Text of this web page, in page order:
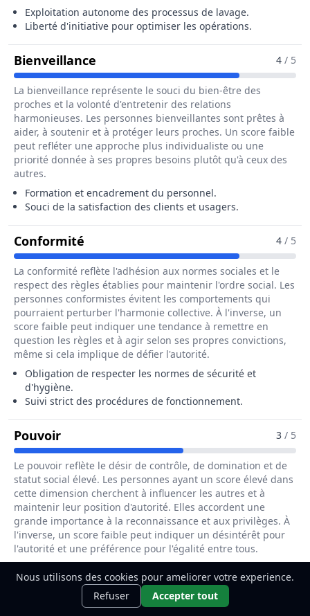
Exploitation autonome des processus de lavage.
Liberté d'initiative pour optimiser les opérations.
Bienveillance Pour Le Métier De Responsable
4 / 5
La bienveillance représente le souci du bien-être des
proches et la volonté d'entretenir des relations
harmonieuses. Les personnes bienveillantes sont prêtes à
aider, à soutenir et à protéger leurs proches. Un score faible
peut refléter une approche plus individualiste ou une
priorité donnée à ses propres besoins plutôt qu'à ceux des
autres.
Formation et encadrement du personnel.
Souci de la satisfaction des clients et usagers.
Conformité Pour Le Métier De Responsable De
4 / 5
La conformité reflète l'adhésion aux normes sociales et le
respect des règles établies pour maintenir l'ordre social. Les
personnes conformistes évitent les comportements qui
pourraient perturber l'harmonie collective. À l'inverse, un
score faible peut indiquer une tendance à remettre en
question les règles et à agir selon ses propres convictions,
même si cela implique de défier l'autorité.
Obligation de respecter les normes de sécurité et
d'hygiène.
Suivi strict des procédures de fonctionnement.
PouvoirPour Le Métier De Responsable De3 / 5
Le pouvoir reflète le désir de contrôle, de domination et de
statut social élevé. Les personnes ayant un score élevé dans
cette dimension cherchent à influencer les autres et à
maintenir leur position d'autorité. Elles accordent une
grande importance à la reconnaissance et aux privilèges. À
l'inverse, un score faible peut indiquer un désintérêt pour
l'autorité et une préférence pour l'égalité entre tous.
Nécessite une certaine autorité pour gérer le personnel.
Influence sur les décisions stratégiques de la station.
Ce métier t'intéresse ?Découvre
comment le devenir.
Nous utilisons des cookies pour ameliorer votre experience.
Refuser
Accepter tout